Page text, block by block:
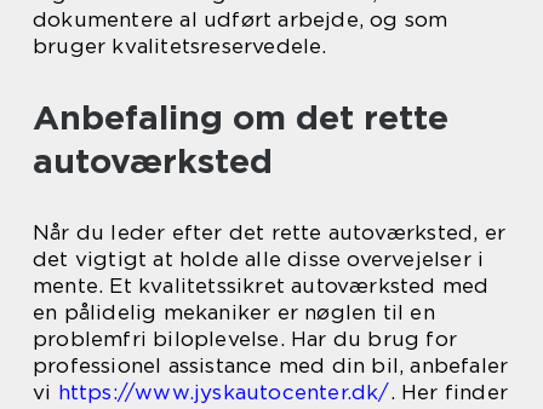
dokumentere al udført arbejde, og som
bruger kvalitetsreservedele.
Anbefaling om det rette
autoværksted
Når du leder efter det rette autoværksted, er
det vigtigt at holde alle disse overvejelser i
mente. Et kvalitetssikret autoværksted med
en pålidelig mekaniker er nøglen til en
problemfri biloplevelse. Har du brug for
professionel assistance med din bil, anbefaler
vi https://www.jyskautocenter.dk/. Her finder